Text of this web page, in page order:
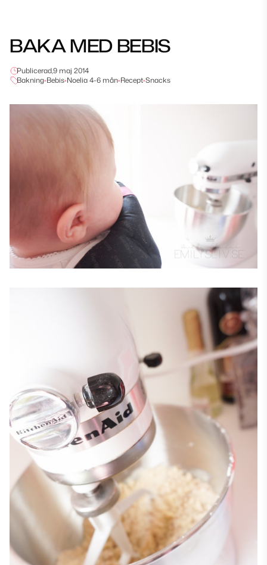
BAKA MED BEBIS
Publicerad,9 maj 2014
Bakning•Bebis•Noelia 4-6 mån•Recept•Snacks